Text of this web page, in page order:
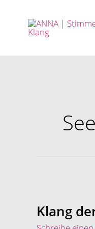
springen
Klang
Seele
–